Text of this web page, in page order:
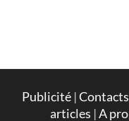
Publicité|Contacts
articles |A